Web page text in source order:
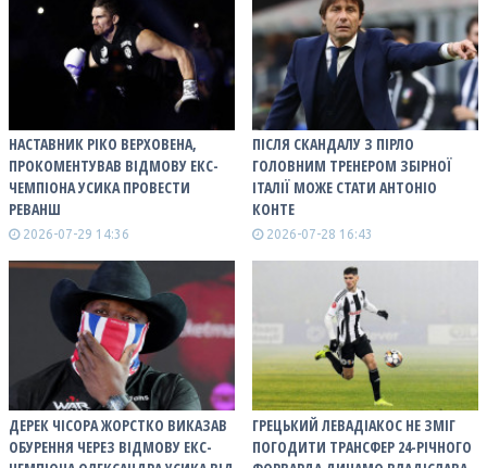
НАСТАВНИК РІКО ВЕРХОВЕНА,
ПРОКОМЕНТУВАВ ВІДМОВУ ЕКС-
ЧЕМПІОНА УСИКА ПРОВЕСТИ
РЕВАНШ
2026-07-29 14:36
ПІСЛЯ СКАНДАЛУ З ПІРЛО
ГОЛОВНИМ ТРЕНЕРОМ ЗБІРНОЇ
ІТАЛІЇ МОЖЕ СТАТИ АНТОНІО
КОНТЕ
2026-07-28 16:43
ДЕРЕК ЧІСОРА ЖОРСТКО ВИКАЗАВ
ОБУРЕННЯ ЧЕРЕЗ ВІДМОВУ ЕКС-
ГРЕЦЬКИЙ ЛЕВАДІАКОС НЕ ЗМІГ
ПОГОДИТИ ТРАНСФЕР 24-РІЧНОГО